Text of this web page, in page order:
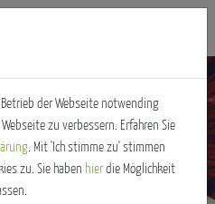
der Webseite notwending
zu verbessern. Erfahren Sie
. Mit 'Ich stimme zu' stimmen
zu. Sie haben hierdie Möglichkeit